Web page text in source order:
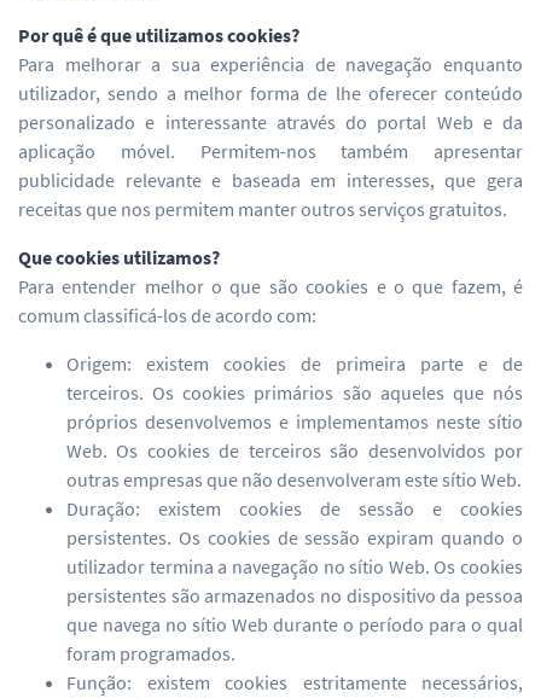
Por quê é que utilizamos cookies?
Para melhorar a sua experiência de navegação enquanto
utilizador, sendo a melhor forma de lhe oferecer conteúdo
personalizado e interessante através do portal Web e da
aplicação móvel. Permitem-nos também apresentar
publicidade relevante e baseada em interesses, que gera
receitas que nos permitem manter outros serviços gratuitos.
Que cookies utilizamos?
Para entender melhor o que são cookies e o que fazem, é
comum classificá-los de acordo com:
Origem: existem cookies de primeira parte e de
terceiros. Os cookies primários são aqueles que nós
próprios desenvolvemos e implementamos neste sítio
Web. Os cookies de terceiros são desenvolvidos por
outras empresas que não desenvolveram este sítio Web.
Duração: existem cookies de sessão e cookies
persistentes. Os cookies de sessão expiram quando o
utilizador termina a navegação no sítio Web. Os cookies
persistentes são armazenados no dispositivo da pessoa
que navega no sítio Web durante o período para o qual
foram programados.
Função: existem cookies estritamente necessários,